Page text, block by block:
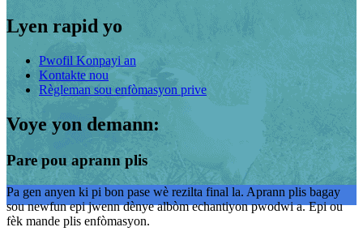
Lyen rapid yo
Pwofil Konpayi an
Kontakte nou
Règleman sou enfòmasyon prive
Voye yon demann:
Pare pou aprann plis
Pa gen anyen ki pi bon pase wè rezilta final la. Aprann plis bagay
sou newfun epi jwenn dènye albòm echantiyon pwodwi a. Epi ou
fèk mande plis enfòmasyon.